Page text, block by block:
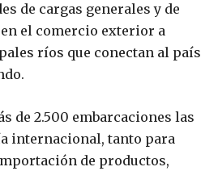
de cargas generales y de
el comercio exterior a
ríos que conectan al país
de 2.500 embarcaciones las
internacional, tanto para
de productos,